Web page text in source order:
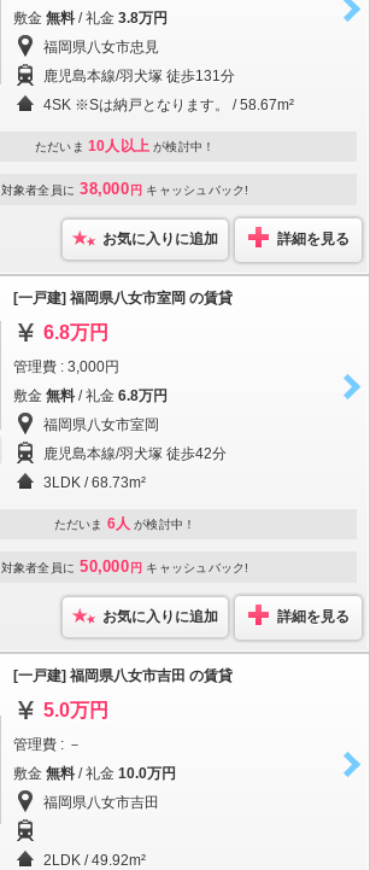
敷金 無料 / 礼金 3.8万円
福岡県八女市忠見
鹿児島本線/羽犬塚 徒歩131分
4SK ※Sは納戸となります。 / 58.67m²
ただいま 10人以上 が検討中！
対象者全員に 38,000 円 キャッシュバック!
お気に入りに追加 詳細を見る
[一戸建] 福岡県八女市室岡 の賃貸
6.8万円
管理費 : 3,000円
敷金 無料 / 礼金 6.8万円
福岡県八女市室岡
鹿児島本線/羽犬塚 徒歩42分
3LDK / 68.73m²
ただいま 6人 が検討中！
対象者全員に 50,000 円 キャッシュバック!
お気に入りに追加 詳細を見る
[一戸建] 福岡県八女市吉田 の賃貸
5.0万円
管理費 : －
敷金 無料 / 礼金 10.0万円
福岡県八女市吉田
2LDK / 49.92m²